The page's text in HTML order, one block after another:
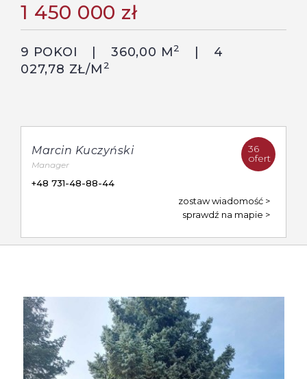
1 450 000 zł
9 POKOI 360,00 M2
4
027,78 ZŁ/M 2
36
ofert
Marcin Kuczyński
Manager
+48 731-48-88-44
zostaw wiadomość
sprawdź na mapie